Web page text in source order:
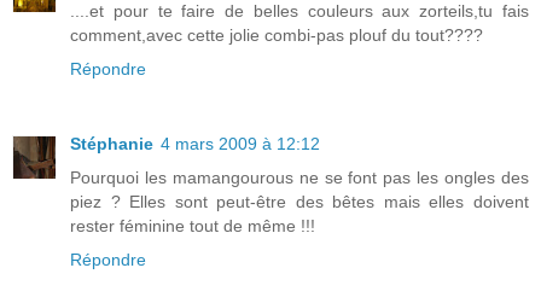
....et pour te faire de belles couleurs aux zorteils,tu fais
comment,avec cette jolie combi-pas plouf du tout????
Répondre
Stéphanie 4 mars 2009 à 12:12
Pourquoi les mamangourous ne se font pas les ongles des
piez ? Elles sont peut-être des bêtes mais elles doivent
rester féminine tout de même !!!
Répondre